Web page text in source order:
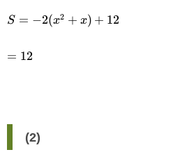
S=-2(x^2+x)+12
S = −2(x2 + x) + 12
=12
= 12
(2)